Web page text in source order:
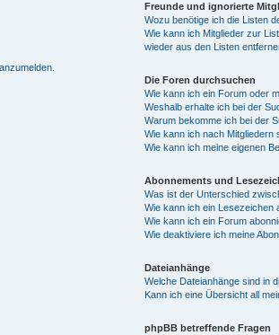
Freunde und ignorierte
Wozu benötige ich die Listen
Wie kann ich Mitglieder zur
wieder aus den Listen
Die Foren durchsuchen
Wie kann ich ein Forum oder
Weshalb erhalte ich bei der
Warum bekomme ich bei der
Wie kann ich nach Mitgliedern
Wie kann ich meine eigenen
Abonnements und
Was ist der Unterschied
Wie kann ich ein Lesezeichen
Wie kann ich ein Forum
Wie deaktiviere ich meine
Dateianhänge
Welche Dateianhänge sind in
Kann ich eine Übersicht all
phpBB betreffende Fragen